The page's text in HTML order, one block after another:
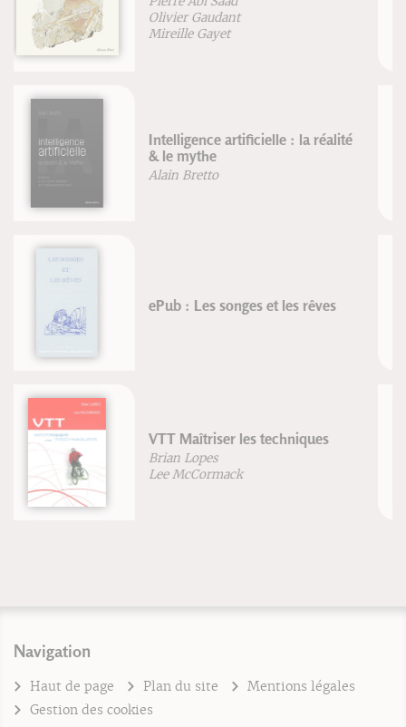
Cristina Cuomo
Dr Patrick Veret
Nager en apnée
Luc Collard
Jean-Pierre Durand
Topoguide du corps humain -
Troisième édition
Andrew Biel
Navigation
Haut de page Plan du site
Mentions légales
Gestion des cookies